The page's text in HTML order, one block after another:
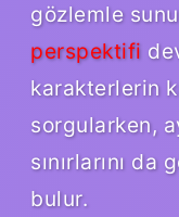
gözlemle
perspektifi
karakterlerin
sorgularken,
sınırlarını da
bulur.